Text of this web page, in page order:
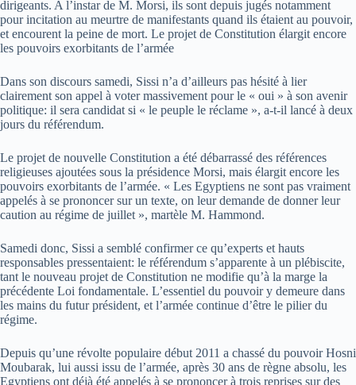
dirigeants. A l’instar de M. Morsi, ils sont depuis jugés notamment
pour incitation au meurtre de manifestants quand ils étaient au pouvoir,
et encourent la peine de mort. Le projet de Constitution élargit encore
les pouvoirs exorbitants de l’armée
Dans son discours samedi, Sissi n’a d’ailleurs pas hésité à lier
clairement son appel à voter massivement pour le « oui » à son avenir
politique: il sera candidat si « le peuple le réclame », a-t-il lancé à deux
jours du référendum.
Le projet de nouvelle Constitution a été débarrassé des références
religieuses ajoutées sous la présidence Morsi, mais élargit encore les
pouvoirs exorbitants de l’armée. « Les Egyptiens ne sont pas vraiment
appelés à se prononcer sur un texte, on leur demande de donner leur
caution au régime de juillet », martèle M. Hammond.
Samedi donc, Sissi a semblé confirmer ce qu’experts et hauts
responsables pressentaient: le référendum s’apparente à un plébiscite,
tant le nouveau projet de Constitution ne modifie qu’à la marge la
précédente Loi fondamentale. L’essentiel du pouvoir y demeure dans
les mains du futur président, et l’armée continue d’être le pilier du
régime.
Depuis qu’une révolte populaire début 2011 a chassé du pouvoir Hosni
Moubarak, lui aussi issu de l’armée, après 30 ans de règne absolu, les
Egyptiens ont déjà été appelés à se prononcer à trois reprises sur des